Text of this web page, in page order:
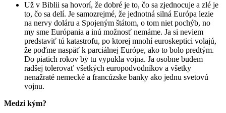
Už v Biblii sa hovorí, že dobré je to, čo sa zjednocuje a zlé je
to, čo sa delí. Je samozrejmé, že jednotná silná Európa lezie
na nervy doláru a Spojeným štátom, o tom niet pochýb, no
my sme Európania a inú možnosť nemáme. Ja si neviem
predstaviť tú katastrofu, po ktorej mnohí euroskeptici volajú,
že poďme naspäť k parciálnej Európe, ako to bolo predtým.
Do piatich rokov by tu vypukla vojna. Ja osobne budem
radšej tolerovať všetkých europodvodníkov a všetky
nenažraté nemecké a francúzske banky ako jednu svetovú
vojnu.
Medzi kým?